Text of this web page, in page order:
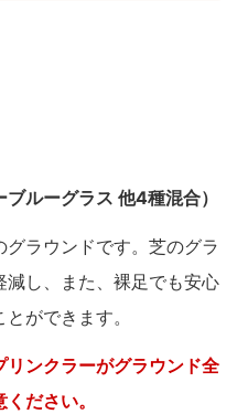
ルーグラス 他4種混合）
ラウンドです。芝のグラ
減し、また、裸足でも安心
ができます。
ンクラーがグラウンド全
ださい。